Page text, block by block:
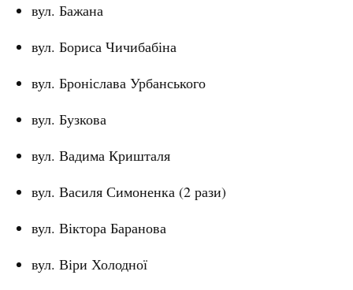
вул. Бажана
вул. Бориса Чичибабіна
вул. Броніслава Урбанського
вул. Бузкова
вул. Вадима Кришталя
вул. Василя Симоненка (2 рази)
вул. Віктора Баранова
вул. Віри Холодної